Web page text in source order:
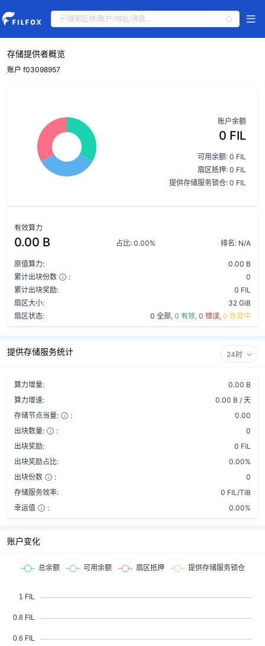
存储提供者概览
账户 f03098957
账户余额
0 FIL
可用余额: 0 FIL
扇区抵押: 0 FIL
提供存储服务锁仓: 0 FIL
有效算力
0.00 B 占比: 0.00% 排名: N/A
原值算力:
0.00 B
累计出块份数
:
0
累计出块奖励:
0 FIL
扇区大小:
32 GiB
扇区状态:
0 全部, 0 有效, 0 错误, 0 恢复中
提供存储服务统计 24时
算力增量:
0.00 B
算力增速:
0.00 B / 天
存储节点当量:
:
0.00
出块数量:
:
0
出块奖励:
0 FIL
出块奖励占比:
0.00%
出块份数
:
0
存储服务效率:
0 FIL/TiB
幸运值
: 0.00%
账户变化